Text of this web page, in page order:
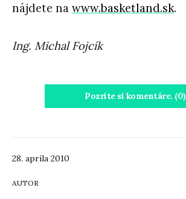
28. apríla 2010
AUTOR
nájdete na www.basketland.sk.
Ing. Michal Fojcík
Pozrite si komentáre. (0)